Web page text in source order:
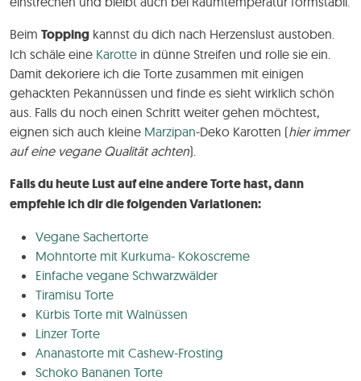
Beim Topping kannst du dich nach Herzenslust austoben.
Ich schäle eine Karotte in dünne Streifen und rolle sie ein.
Damit dekoriere ich die Torte zusammen mit einigen
gehackten Pekannüssen und finde es sieht wirklich schön
aus. Falls du noch einen Schritt weiter gehen möchtest,
eignen sich auch kleine Marzipan-Deko Karotten (hier immer
auf eine vegane Qualität achten).
Falls du heute Lust auf eine andere Torte hast, dann
empfehle ich dir die folgenden Variationen:
Vegane Sachertorte
Mohntorte mit Kurkuma- Kokoscreme
Einfache vegane Schwarzwälder
Tiramisu Torte
Kürbis Torte mit Walnüssen
Linzer Torte
Ananastorte mit Cashew-Frosting
Schoko Bananen Torte